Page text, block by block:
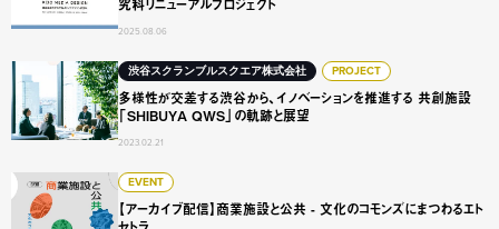
究科リニューアルプロジェクト
2025.08.06
渋谷スクランブルスクエア株式会社 PROJECT
多様性が交差する渋谷から、イノベーションを推進する 共創施設
「SHIBUYA QWS」の軌跡と展望
2023.02.21
多様性が交差する渋谷から、イノベーションを推進する 共
EVENT
【アーカイブ配信】商業施設と公共 - 文化のコモンズにまつわるエト
【アーカイブ配信】商業施設と公共 - 文化のコモンズにまつ